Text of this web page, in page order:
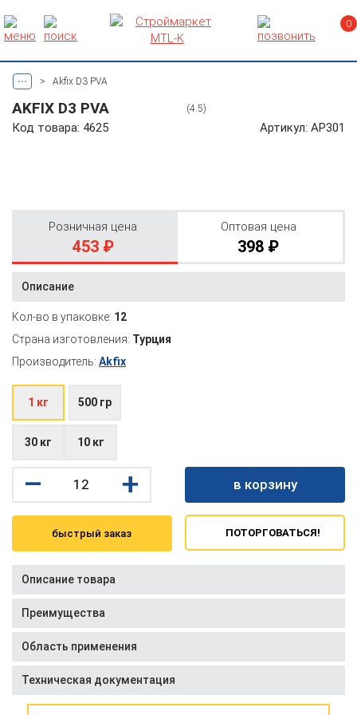
0
... > Akfix D3 PVA
AKFIX D3 PVA (4.5)
Код товара: 4625 Артикул: AP301
Розничная цена
453 ₽
Оптовая цена
398 ₽
Описание
Кол-во в упаковке: 12
Страна изготовления: Турция
Производитель: Akfix
1 кг 500 гр
30 кг 10 кг
– + в корзину
быстрый заказ ПОТОРГОВАТЬСЯ!
Описание товара
Преимущества
Область применения
Техническая документация